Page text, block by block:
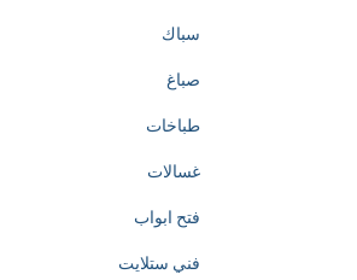
سباك
صباغ
طباخات
غسالات
فتح ابواب
فني ستلايت